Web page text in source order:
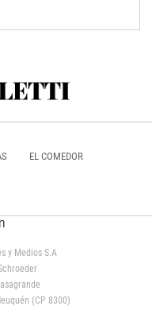
EL COMEDOR
y Medios S.A
(CP 8300)